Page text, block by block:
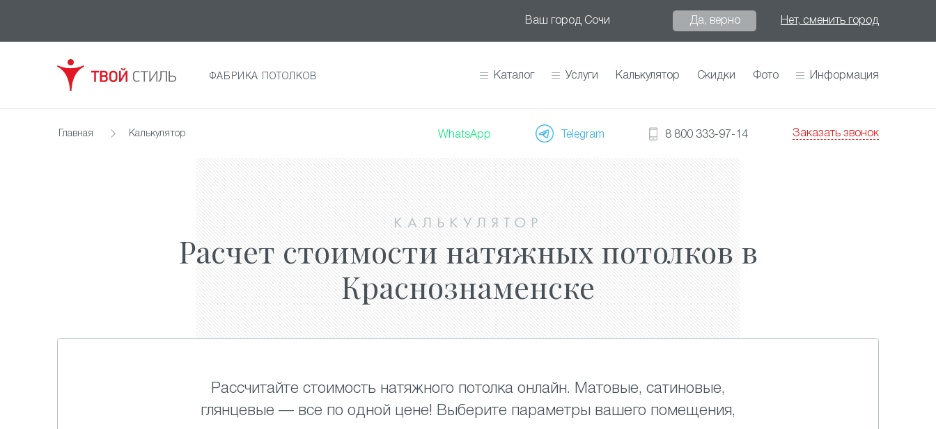
Ваш город Сочи Да, верно Нет, сменить город
ФАБРИКА ПОТОЛКОВ Каталог Услуги Калькулятор Скидки Фото Информация
Главная Калькулятор WhatsApp Telegram 8 800 333-97-14 Заказать звонок
КАЛЬКУЛЯТОР
Расчет стоимости натяжных потолков в
Краснознаменске
Рассчитайте стоимость натяжного потолка онлайн. Матовые, сатиновые,
глянцевые — все по одной цене! Выберите параметры вашего помещения,